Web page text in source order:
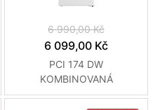
6 990,00 Kč
6 099,00 Kč
PCI 174 DW
KOMBINOVANÁ
CHLADNIČKA PHILCO